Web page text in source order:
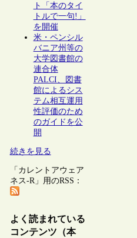
ト「本のタイ
トルで一句!」
を開催
米・ペンシル
バニア州等の
大学図書館の
連合体
PALCI、図書
館によるシス
テム相互運用
性評価のため
のガイドを公
開
続きを見る
「カレントアウェア
ネス-R」用のRSS：
よく読まれている
コンテンツ（本